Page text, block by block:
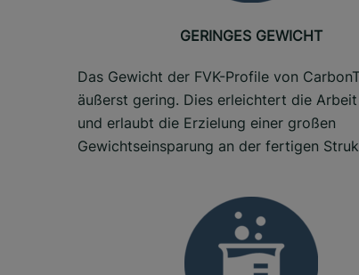
GERINGES GEWICHT
Das Gewicht der FVK-Profile von
äußerst gering. Dies erleichtert die
und erlaubt die Erzielung einer großen
Gewichtseinsparung an der fertigen